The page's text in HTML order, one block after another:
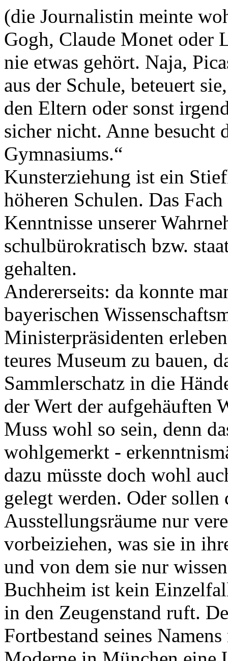
(die Journalistin meinte
Gogh, Claude Monet oder
nie etwas gehört. Naja,
aus der Schule, beteuert
den Eltern oder sonst
sicher nicht. Anne besucht
Gymnasiums.“
Kunsterziehung ist ein
höheren Schulen. Das
Kenntnisse unserer
schulbürokratisch bzw.
gehalten.
Andererseits: da konnte
bayerischen
Ministerpräsidenten
teures Museum zu bauen,
Sammlerschatz in die
der Wert der aufgehäuften
Muss wohl so sein, denn
wohlgemerkt -
dazu müsste doch wohl
gelegt werden. Oder sollen
Ausstellungsräume nur
vorbeiziehen, was sie in
und von dem sie nur
Buchheim ist kein
in den Zeugenstand ruft.
Fortbestand seines